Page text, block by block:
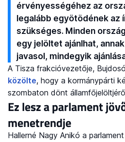
érvényességéhez az
legalább egyötödének az
szükséges. Minden
egy jelöltet ajánlhat,
javasol, mindegyik
A Tisza frakcióvezetője,
közölte, hogy a kormánypárti
szombaton dönt
Ez lesz a parlament
menetrendje
Hallerné Nagy Anikó a